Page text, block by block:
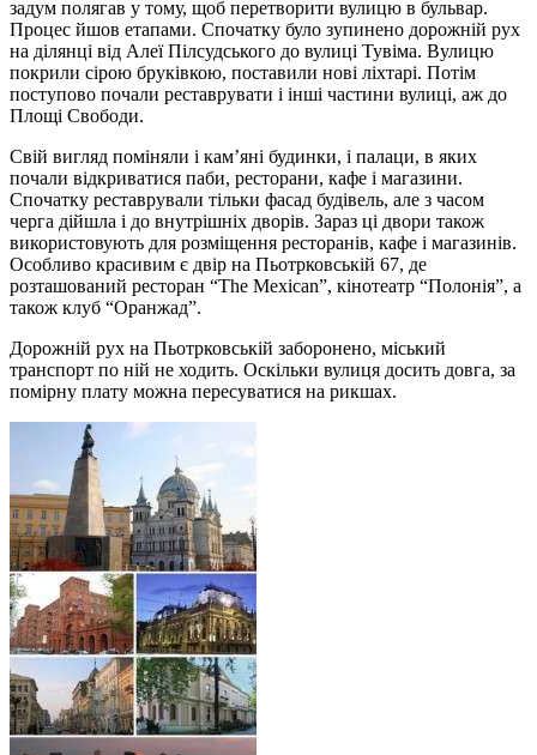
задум полягав у тому, щоб перетворити вулицю в бульвар.
Процес йшов етапами. Спочатку було зупинено дорожній рух
на ділянці від Алеї Пілсудського до вулиці Тувіма. Вулицю
покрили сірою бруківкою, поставили нові ліхтарі. Потім
поступово почали реставрувати і інші частини вулиці, аж до
Площі Свободи.
Свій вигляд поміняли і кам’яні будинки, і палаци, в яких
почали відкриватися паби, ресторани, кафе і магазини.
Спочатку реставрували тільки фасад будівель, але з часом
черга дійшла і до внутрішніх дворів. Зараз ці двори також
використовують для розміщення ресторанів, кафе і магазинів.
Особливо красивим є двір на Пьотрковській 67, де
розташований ресторан “The Mexican”, кінотеатр “Полонія”, а
також клуб “Оранжад”.
Дорожній рух на Пьотрковській заборонено, міський
транспорт по ній не ходить. Оскільки вулиця досить довга, за
помірну плату можна пересуватися на рикшах.